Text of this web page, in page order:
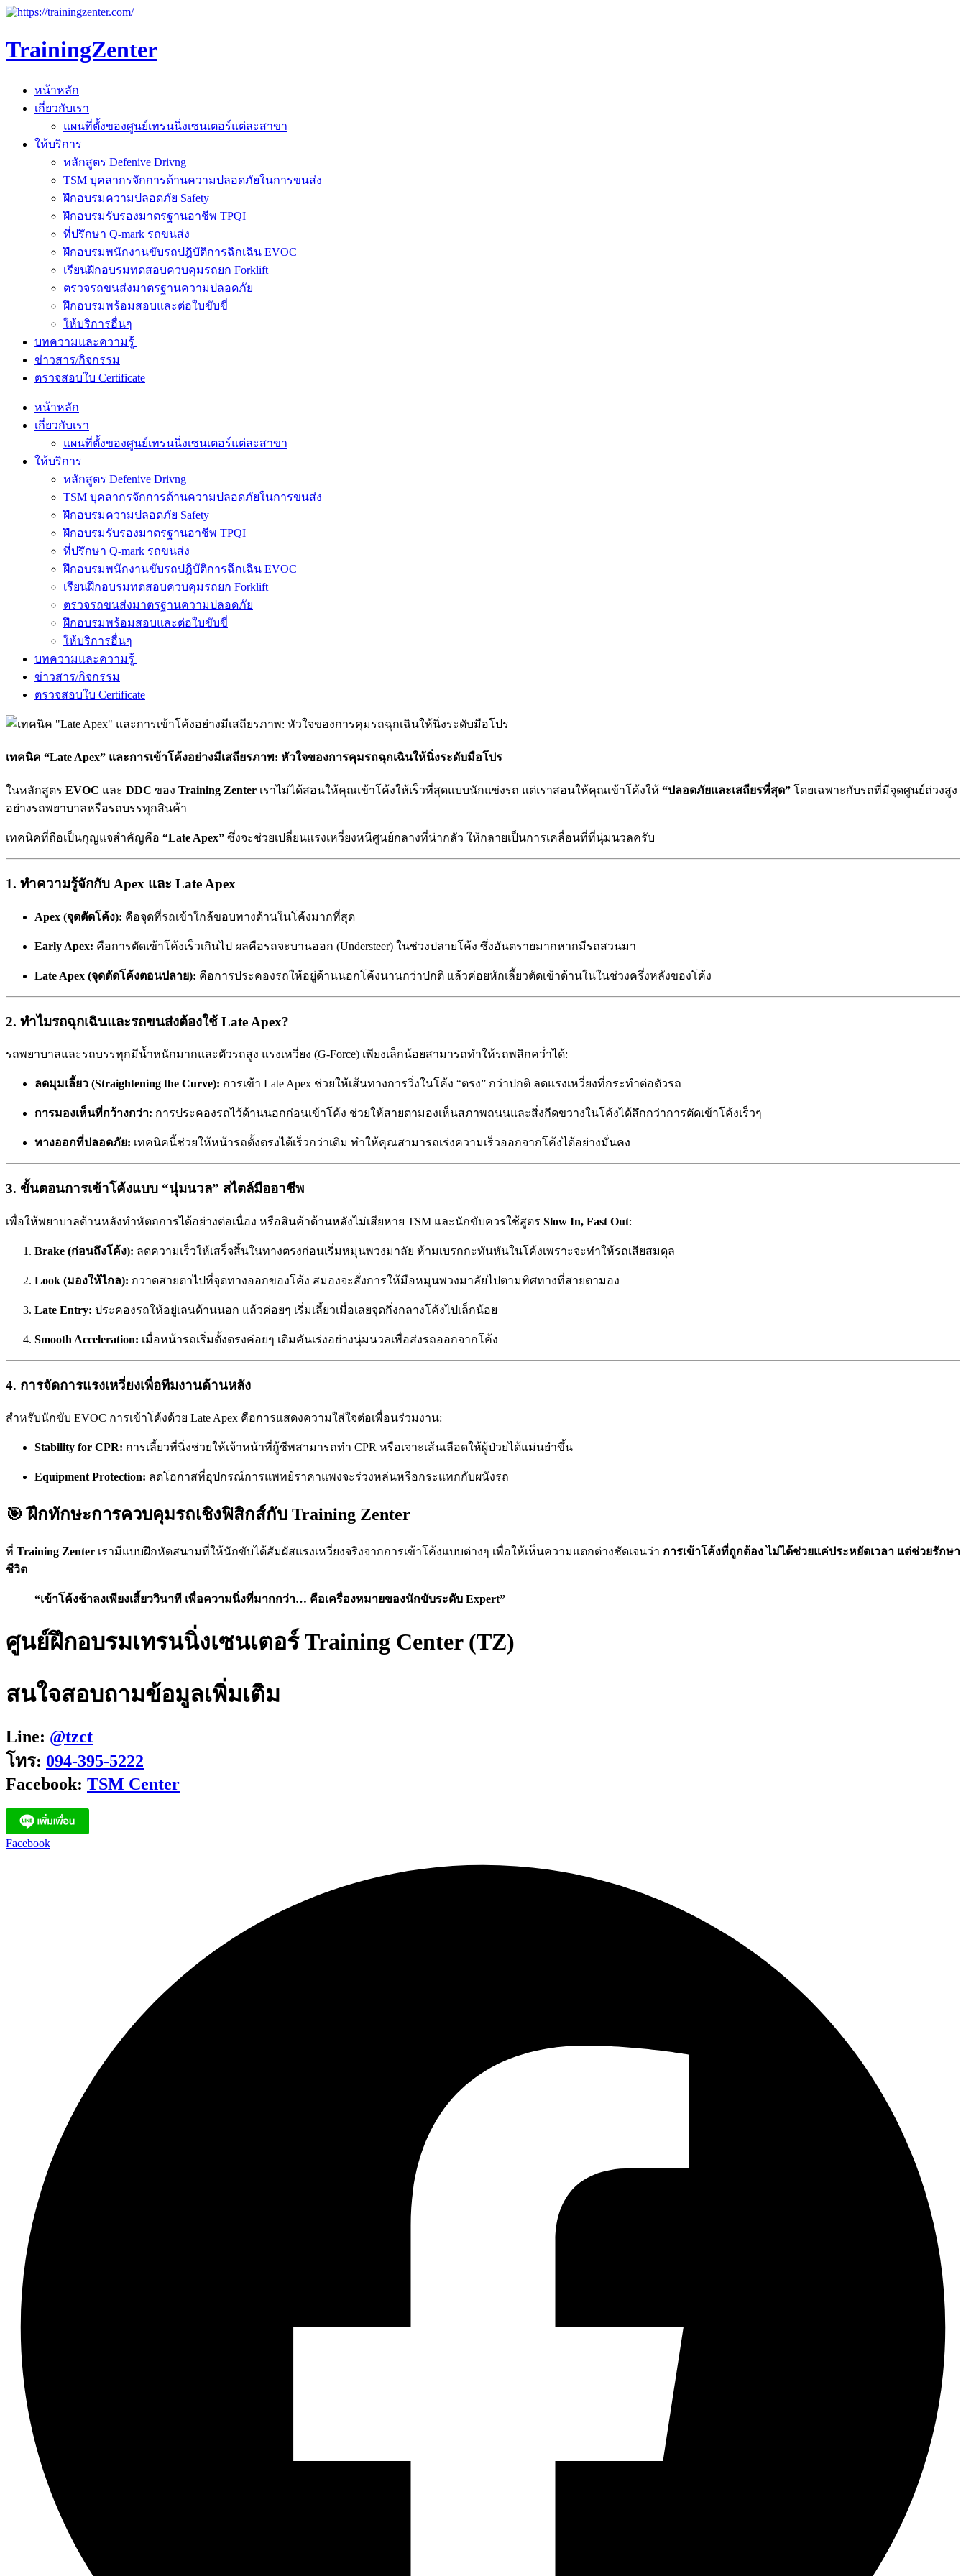
TrainingZenter
หน้าหลัก
เกี่ยวกับเรา
แผนที่ตั้งของศูนย์เทรนนิ่งเซนเตอร์แต่ละสาขา
ให้บริการ
หลักสูตร Defenive Drivng
TSM บุคลากรจักการด้านความปลอดภัยในการขนส่ง
ฝึกอบรมความปลอดภัย Safety
ฝึกอบรมรับรองมาตรฐานอาชีพ TPQI
ที่ปรึกษา Q-mark รถขนส่ง
ฝึกอบรมพนักงานขับรถปฎิบัติการฉึกเฉิน EVOC
เรียนฝึกอบรมทดสอบควบคุมรถยก Forklift
ตรวจรถขนส่งมาตรฐานความปลอดภัย
ฝึกอบรมพร้อมสอบและต่อใบขับขี่
ให้บริการอื่นๆ
บทความและความรู้
ข่าวสาร/กิจกรรม
ตรวจสอบใบ Certificate
หน้าหลัก
เกี่ยวกับเรา
แผนที่ตั้งของศูนย์เทรนนิ่งเซนเตอร์แต่ละสาขา
ให้บริการ
หลักสูตร Defenive Drivng
TSM บุคลากรจักการด้านความปลอดภัยในการขนส่ง
ฝึกอบรมความปลอดภัย Safety
ฝึกอบรมรับรองมาตรฐานอาชีพ TPQI
ที่ปรึกษา Q-mark รถขนส่ง
ฝึกอบรมพนักงานขับรถปฎิบัติการฉึกเฉิน EVOC
เรียนฝึกอบรมทดสอบควบคุมรถยก Forklift
ตรวจรถขนส่งมาตรฐานความปลอดภัย
ฝึกอบรมพร้อมสอบและต่อใบขับขี่
ให้บริการอื่นๆ
บทความและความรู้
ข่าวสาร/กิจกรรม
ตรวจสอบใบ Certificate
เทคนิค “Late Apex” และการเข้าโค้งอย่างมีเสถียรภาพ: หัวใจของการคุมรถฉุกเฉินให้นิ่งระดับมือโปร
ในหลักสูตร EVOC และ DDC ของ Training Zenter เราไม่ได้สอนให้คุณเข้าโค้งให้เร็วที่สุดแบบนักแข่งรถ แต่เราสอนให้คุณเข้าโค้งให้ “ปลอดภัยและเสถียรที่สุด” โดยเฉพาะกับรถที่มีจุดศูนย์ถ่วงสูง
อย่างรถพยาบาลหรือรถบรรทุกสินค้า
เทคนิคที่ถือเป็นกุญแจสำคัญคือ “Late Apex” ซึ่งจะช่วยเปลี่ยนแรงเหวี่ยงหนีศูนย์กลางที่น่ากลัว ให้กลายเป็นการเคลื่อนที่ที่นุ่มนวลครับ
1. ทำความรู้จักกับ Apex และ Late Apex
Apex (จุดตัดโค้ง): คือจุดที่รถเข้าใกล้ขอบทางด้านในโค้งมากที่สุด
Early Apex: คือการตัดเข้าโค้งเร็วเกินไป ผลคือรถจะบานออก (Understeer) ในช่วงปลายโค้ง ซึ่งอันตรายมากหากมีรถสวนมา
Late Apex (จุดตัดโค้งตอนปลาย): คือการประคองรถให้อยู่ด้านนอกโค้งนานกว่าปกติ แล้วค่อยหักเลี้ยวตัดเข้าด้านในในช่วงครึ่งหลังของโค้ง
2. ทำไมรถฉุกเฉินและรถขนส่งต้องใช้ Late Apex?
รถพยาบาลและรถบรรทุกมีน้ำหนักมากและตัวรถสูง แรงเหวี่ยง (G-Force) เพียงเล็กน้อยสามารถทำให้รถพลิกคว่ำได้:
ลดมุมเลี้ยว (Straightening the Curve): การเข้า Late Apex ช่วยให้เส้นทางการวิ่งในโค้ง “ตรง” กว่าปกติ ลดแรงเหวี่ยงที่กระทำต่อตัวรถ
การมองเห็นที่กว้างกว่า: การประคองรถไว้ด้านนอกก่อนเข้าโค้ง ช่วยให้สายตามองเห็นสภาพถนนและสิ่งกีดขวางในโค้งได้ลึกกว่าการตัดเข้าโค้งเร็วๆ
ทางออกที่ปลอดภัย: เทคนิคนี้ช่วยให้หน้ารถตั้งตรงได้เร็วกว่าเดิม ทำให้คุณสามารถเร่งความเร็วออกจากโค้งได้อย่างมั่นคง
3. ขั้นตอนการเข้าโค้งแบบ “นุ่มนวล” สไตล์มืออาชีพ
เพื่อให้พยาบาลด้านหลังทำหัตถการได้อย่างต่อเนื่อง หรือสินค้าด้านหลังไม่เสียหาย TSM และนักขับควรใช้สูตร Slow In, Fast Out:
Brake (ก่อนถึงโค้ง): ลดความเร็วให้เสร็จสิ้นในทางตรงก่อนเริ่มหมุนพวงมาลัย ห้ามเบรกกะทันหันในโค้งเพราะจะทำให้รถเสียสมดุล
Look (มองให้ไกล): กวาดสายตาไปที่จุดทางออกของโค้ง สมองจะสั่งการให้มือหมุนพวงมาลัยไปตามทิศทางที่สายตามอง
Late Entry: ประคองรถให้อยู่เลนด้านนอก แล้วค่อยๆ เริ่มเลี้ยวเมื่อเลยจุดกึ่งกลางโค้งไปเล็กน้อย
Smooth Acceleration: เมื่อหน้ารถเริ่มตั้งตรงค่อยๆ เติมคันเร่งอย่างนุ่มนวลเพื่อส่งรถออกจากโค้ง
4. การจัดการแรงเหวี่ยงเพื่อทีมงานด้านหลัง
สำหรับนักขับ EVOC การเข้าโค้งด้วย Late Apex คือการแสดงความใส่ใจต่อเพื่อนร่วมงาน:
Stability for CPR: การเลี้ยวที่นิ่งช่วยให้เจ้าหน้าที่กู้ชีพสามารถทำ CPR หรือเจาะเส้นเลือดให้ผู้ป่วยได้แม่นยำขึ้น
Equipment Protection: ลดโอกาสที่อุปกรณ์การแพทย์ราคาแพงจะร่วงหล่นหรือกระแทกกับผนังรถ
🎯 ฝึกทักษะการควบคุมรถเชิงฟิสิกส์กับ Training Zenter
ที่ Training Zenter เรามีแบบฝึกหัดสนามที่ให้นักขับได้สัมผัสแรงเหวี่ยงจริงจากการเข้าโค้งแบบต่างๆ เพื่อให้เห็นความแตกต่างชัดเจนว่า การเข้าโค้งที่ถูกต้อง ไม่ได้ช่วยแค่ประหยัดเวลา แต่ช่วยรักษา
ชีวิต
“เข้าโค้งช้าลงเพียงเสี้ยววินาที เพื่อความนิ่งที่มากกว่า… คือเครื่องหมายของนักขับระดับ Expert”
ศูนย์ฝึกอบรมเทรนนิ่งเซนเตอร์ Training Center (TZ)
สนใจสอบถามข้อมูลเพิ่มเติม
Line: @tzct
โทร: 094-395-5222
Facebook: TSM Center
Facebook